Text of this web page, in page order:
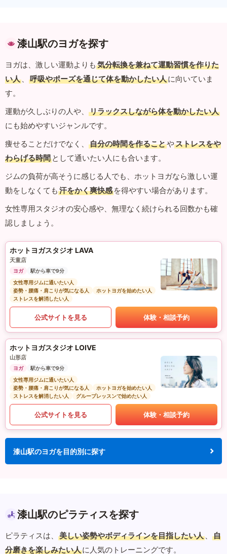
漆山駅のヨガを探す
ヨガは、激しい運動よりも 気分転換を兼ねて運動習慣を作りた
い人 、 呼吸やポーズを通じて体を動かしたい人に向いていま
す。
運動が久しぶりの人や、
リラックスしながら体を動かしたい人
にも始めやすいジャンルです。
痩せることだけでなく、
自分の時間を作ることやストレスをや
わらげる時間 として通いたい人にも合います。
ジムの負荷が高そうに感じる人でも、ホットヨガなら激しい運
動をしなくても 汗をかく爽快感 を得やすい場合があります。
女性専用スタジオの安心感や、無理なく続けられる回数かも確
認しましょう。
ホットヨガスタジオ LAVA
天童店
ヨガ
駅から車で9分
女性専用ジムに通いたい人
姿勢・腰痛・肩こりが気になる人
ホットヨガを始めたい人
ストレスを解消したい人
公式サイトを見る 体験・相談予約
ホットヨガスタジオ LOIVE
山形店
ヨガ
駅から車で9分
女性専用ジムに通いたい人
姿勢・腰痛・肩こりが気になる人
ホットヨガを始めたい人
ストレスを解消したい人
グループレッスンで始めたい人
公式サイトを見る 体験・相談予約
漆山駅のヨガを目的別に探す
漆山駅のピラティスを探す
ピラティスは、 美しい姿勢やボディラインを目指したい人 、
自
分磨きを楽しみたい人に人気のトレーニングです。